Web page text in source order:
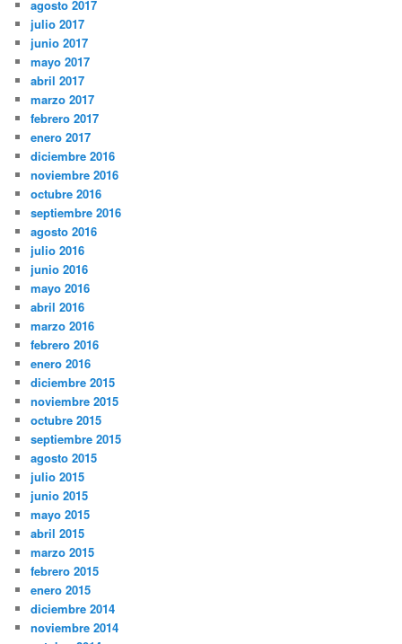
agosto 2017
julio 2017
junio 2017
mayo 2017
abril 2017
marzo 2017
febrero 2017
enero 2017
diciembre 2016
noviembre 2016
octubre 2016
septiembre 2016
agosto 2016
julio 2016
junio 2016
mayo 2016
abril 2016
marzo 2016
febrero 2016
enero 2016
diciembre 2015
noviembre 2015
octubre 2015
septiembre 2015
agosto 2015
julio 2015
junio 2015
mayo 2015
abril 2015
marzo 2015
febrero 2015
enero 2015
diciembre 2014
noviembre 2014